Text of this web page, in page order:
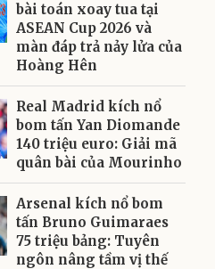
bài toán xoay tua tại
ASEAN Cup 2026 và
màn đáp trả nảy lửa của
Hoàng Hên
Real Madrid kích nổ
bom tấn Yan Diomande
140 triệu euro: Giải mã
quân bài của Mourinho
Arsenal kích nổ bom
tấn Bruno Guimaraes
75 triệu bảng: Tuyên
ngôn nâng tầm vị thế